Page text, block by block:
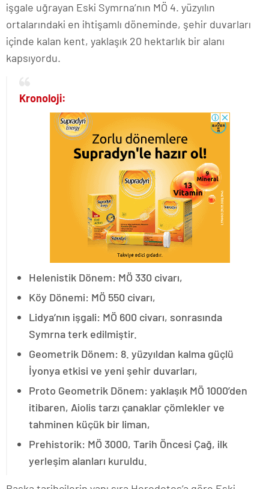
işgale uğrayan Eski Symrna’nın MÖ 4. yüzyılın
ortalarındaki en ihtişamlı döneminde, şehir duvarları
içinde kalan kent, yaklaşık 20 hektarlık bir alanı
kapsıyordu.
Kronoloji:
Helenistik Dönem: MÖ 330 civarı,
Köy Dönemi: MÖ 550 civarı,
Lidya’nın işgali: MÖ 600 civarı, sonrasında
Symrna terk edilmiştir.
Geometrik Dönem: 8. yüzyıldan kalma güçlü
İyonya etkisi ve yeni şehir duvarları,
Proto Geometrik Dönem: yaklaşık MÖ 1000’den
itibaren, Aiolis tarzı çanaklar çömlekler ve
tahminen küçük bir liman,
Prehistorik: MÖ 3000, Tarih Öncesi Çağ, ilk
yerleşim alanları kuruldu.